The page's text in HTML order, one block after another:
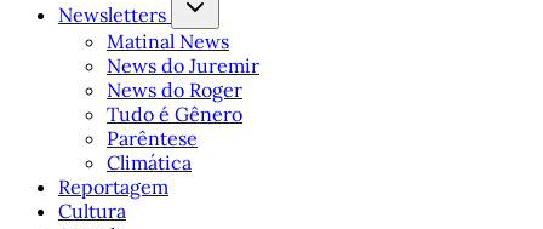
Newsletters
Matinal News
News do Juremir
News do Roger
Tudo é Gênero
Parêntese
Climática
Reportagem
Cultura